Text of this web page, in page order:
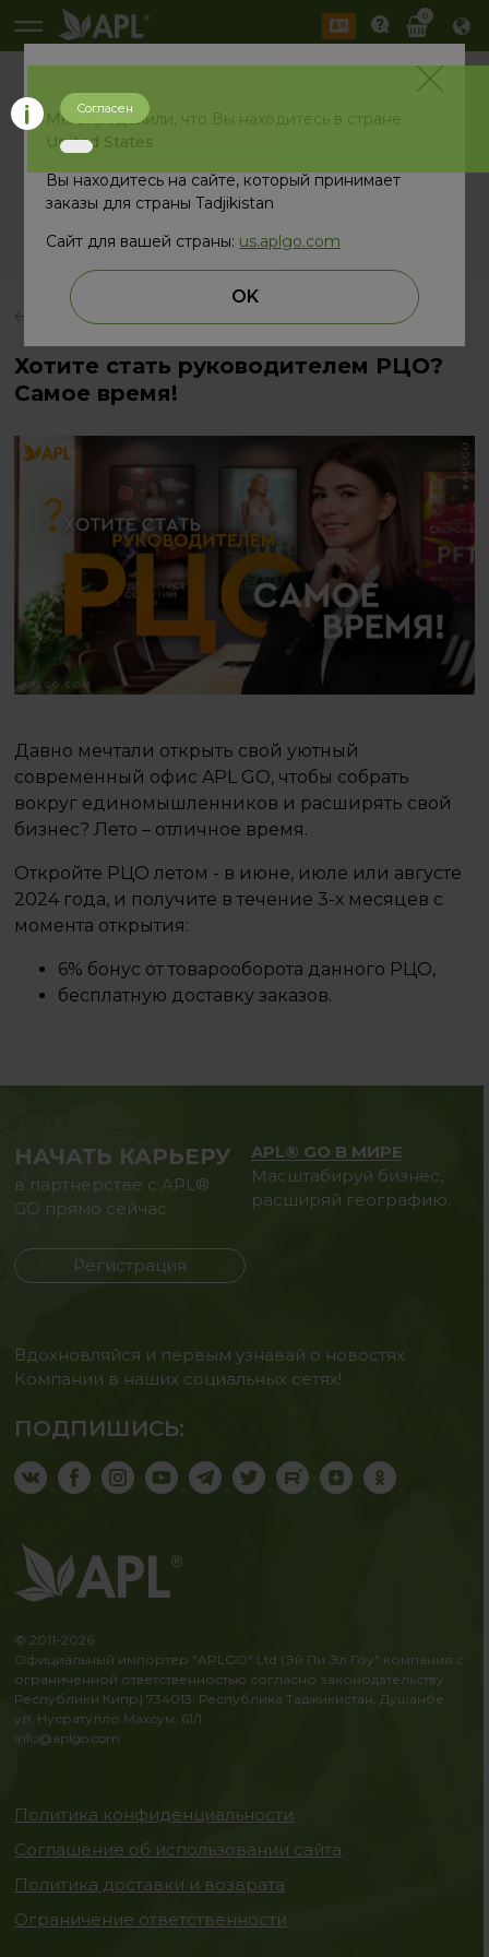
0
Действующие
История
назад
Хотите стать руководителем РЦО?
Самое время!
Давно мечтали открыть свой уютный
современный офис APL GO, чтобы собрать
вокруг единомышленников и расширять свой
бизнес? Лето – отличное время.
Откройте РЦО летом - в июне, июле или августе
2024 года, и получите в течение 3-х месяцев с
момента открытия:
6% бонус от товарооборота данного РЦО,
бесплатную доставку заказов.
НАЧАТЬ КАРЬЕРУ
в партнерстве с APL®
GO прямо сейчас
Регистрация
APL® GO В МИРЕ
Масштабируй бизнес,
расширяй географию.
Вдохновляйся и первым узнавай о новостях
Компании в наших социальных сетях!
ПОДПИШИСЬ:
© 2011-2026
Официальный импортер "APLGO" Ltd (Эй Пи Эл Гоу" компания с
ограниченной ответственностью согласно законодательству
Республики Кипр) 734013, Республика Таджикистан, Душанбе,
ул. Нусратулло Махсум, 61/1
info@aplgo.com
Политика конфиденциальности
Соглашение об использовании сайта
Политика доставки и возврата
Ограничение ответственности
Мы определили, что Вы находитесь в стране
United States
Вы находитесь на сайте, который принимает
заказы для страны Tadjikistan
Сайт для вашей страны: us.aplgo.com
OK
Согласен